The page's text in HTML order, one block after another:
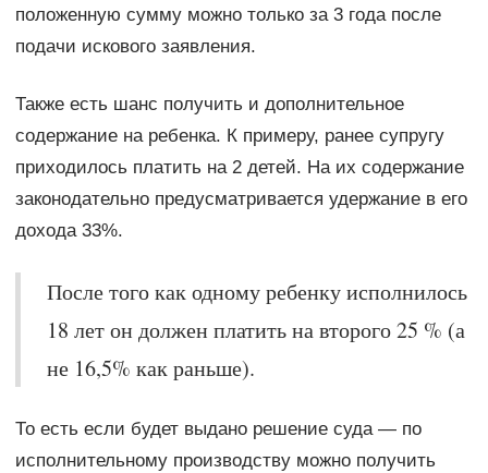
положенную сумму можно только за 3 года после
подачи искового заявления.
Также есть шанс получить и дополнительное
содержание на ребенка. К примеру, ранее супругу
приходилось платить на 2 детей. На их содержание
законодательно предусматривается удержание в его
дохода 33%.
После того как одному ребенку исполнилось
18 лет он должен платить на второго 25 % (а
не 16,5% как раньше).
То есть если будет выдано решение суда — по
исполнительному производству можно получить